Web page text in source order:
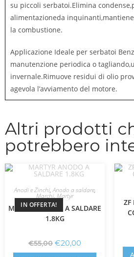
su piccoli serbatoi.Elimina
alimentazioneda
la combustione.
Applicazione Ideale per serbatoi
manutenzione periodica o
invernale.Rimuove residui di olio
agevola l’avviamento del motore.
Altri prodotti
potrebbero
IN OFFERTA!
Anodi e Zinchi,Anodo a saldare,
Marchi, Martyr
MARTYR ANODO A SALDARE
1.8KG
€55,00 €20,00
ZF